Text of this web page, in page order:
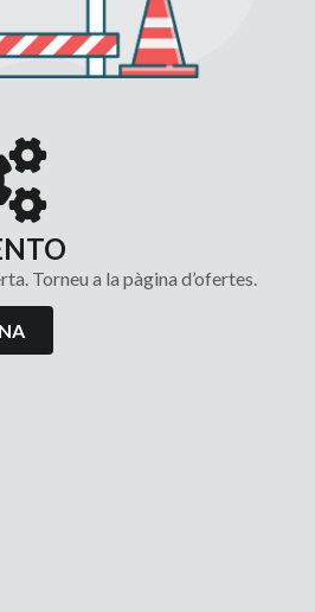
Torneu a la pàgina d’ofertes.